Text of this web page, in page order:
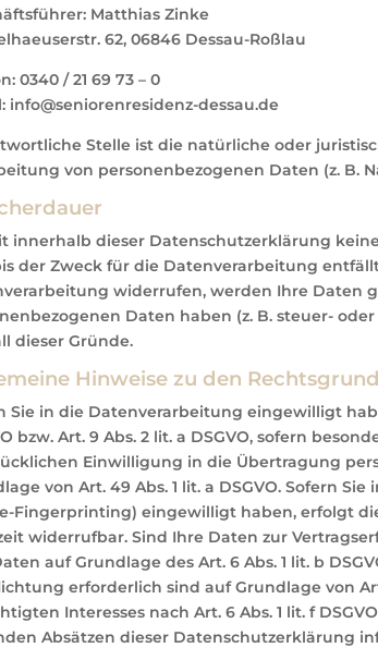
Matthias Zinke
62, 06846 Dessau-Roßlau
0340 / 21 69 73 – 0
info@seniorenresidenz-dessau.de
Stelle ist die natürliche oder
von personenbezogenen Daten (z. B.
innerhalb dieser Datenschutzerklärung
der Zweck für die Datenverarbeitung
widerrufen, werden Ihre Daten
Daten haben (z. B. steuer-
dieser Gründe.
Hinweise zu den
Sie in die Datenverarbeitung eingewilligt
bzw. Art. 9 Abs. 2 lit. a DSGVO, sofern
Einwilligung in die Übertragung
von Art. 49 Abs. 1 lit. a DSGVO. Sofern
Fingerprinting) eingewilligt haben, erfolgt
widerrufbar. Sind Ihre Daten zur
auf Grundlage des Art. 6 Abs. 1 lit. b
erforderlich sind auf Grundlage von
Interesses nach Art. 6 Abs. 1 lit. f
Absätzen dieser Datenschutzerklärung